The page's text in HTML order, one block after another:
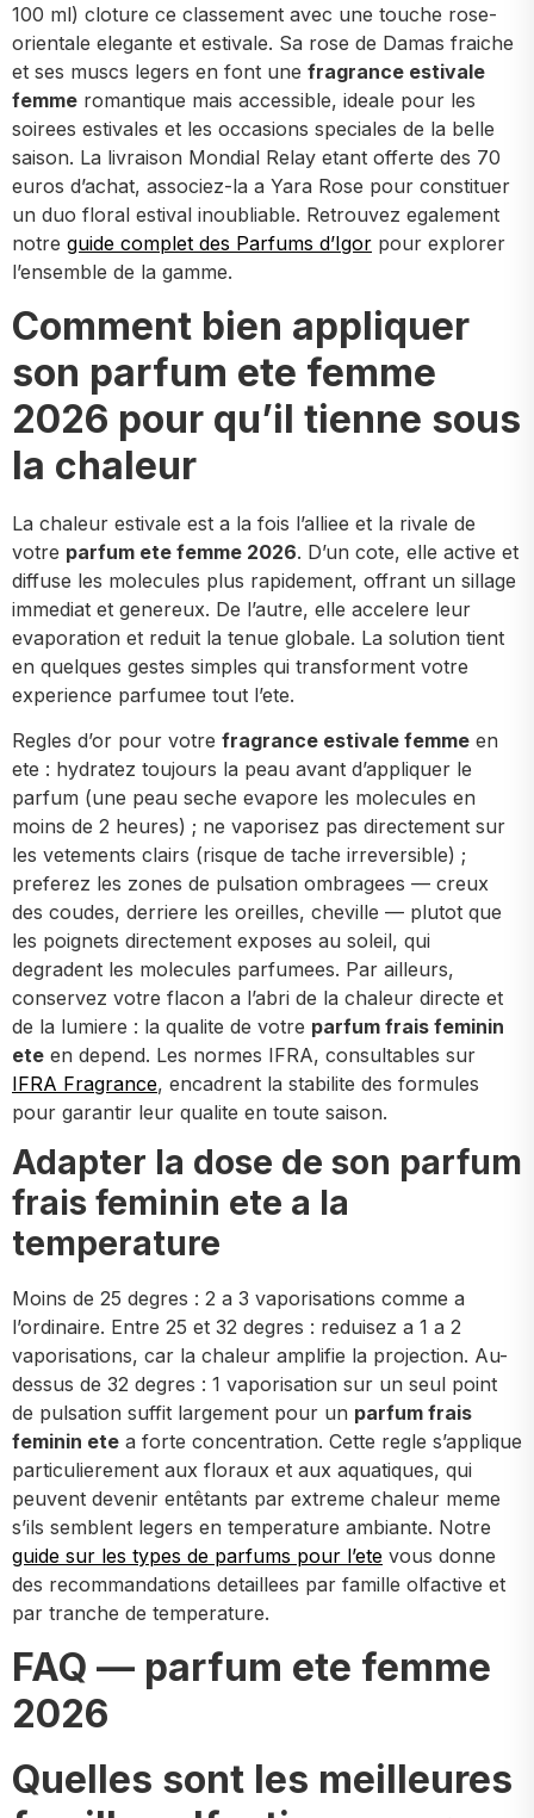
100 ml) cloture ce classement avec une touche rose-
orientale elegante et estivale. Sa rose de Damas fraiche
et ses muscs legers en font une fragrance estivale
femme romantique mais accessible, ideale pour les
soirees estivales et les occasions speciales de la belle
saison. La livraison Mondial Relay etant offerte des 70
euros d’achat, associez-la a Yara Rose pour constituer
un duo floral estival inoubliable. Retrouvez egalement
notre guide complet des Parfums d’Igor pour explorer
l’ensemble de la gamme.
Comment bien appliquer
son parfum ete femme
2026 pour qu’il tienne sous
la chaleur
La chaleur estivale est a la fois l’alliee et la rivale de
votre parfum ete femme 2026. D’un cote, elle active et
diffuse les molecules plus rapidement, offrant un sillage
immediat et genereux. De l’autre, elle accelere leur
evaporation et reduit la tenue globale. La solution tient
en quelques gestes simples qui transforment votre
experience parfumee tout l’ete.
Regles d’or pour votre fragrance estivale femme en
ete : hydratez toujours la peau avant d’appliquer le
parfum (une peau seche evapore les molecules en
moins de 2 heures) ; ne vaporisez pas directement sur
les vetements clairs (risque de tache irreversible) ;
preferez les zones de pulsation ombragees — creux
des coudes, derriere les oreilles, cheville — plutot que
les poignets directement exposes au soleil, qui
degradent les molecules parfumees. Par ailleurs,
conservez votre flacon a l’abri de la chaleur directe et
de la lumiere : la qualite de votre parfum frais feminin
ete en depend. Les normes IFRA, consultables sur
IFRA Fragrance, encadrent la stabilite des formules
pour garantir leur qualite en toute saison.
Adapter la dose de son parfum
frais feminin ete a la
temperature
Moins de 25 degres : 2 a 3 vaporisations comme a
l’ordinaire. Entre 25 et 32 degres : reduisez a 1 a 2
vaporisations, car la chaleur amplifie la projection. Au-
dessus de 32 degres : 1 vaporisation sur un seul point
de pulsation suffit largement pour un parfum frais
feminin ete a forte concentration. Cette regle s’applique
particulierement aux floraux et aux aquatiques, qui
peuvent devenir entêtants par extreme chaleur meme
s’ils semblent legers en temperature ambiante. Notre
guide sur les types de parfums pour l’ete vous donne
des recommandations detaillees par famille olfactive et
par tranche de temperature.
FAQ — parfum ete femme
2026
Quelles sont les meilleures